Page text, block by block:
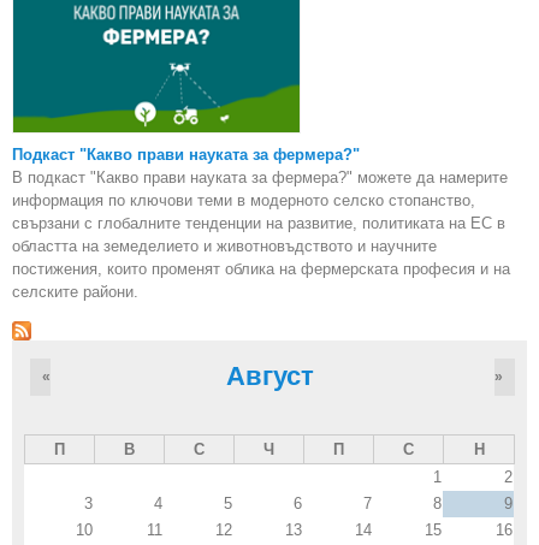
Подкаст "Какво прави науката за фермера?"
В подкаст "Какво прави науката за фермера?" можете да намерите
информация по ключови теми в модерното селско стопанство,
свързани с глобалните тенденции на развитие, политиката на ЕС в
областта на земеделието и животновъдството и научните
постижения, които променят облика на фермерската професия и на
селските райони.
Август
« »
П В С Ч П С
Н
1
2
3
4 5 6 7 8
9
10
11 12 13 14 15
16